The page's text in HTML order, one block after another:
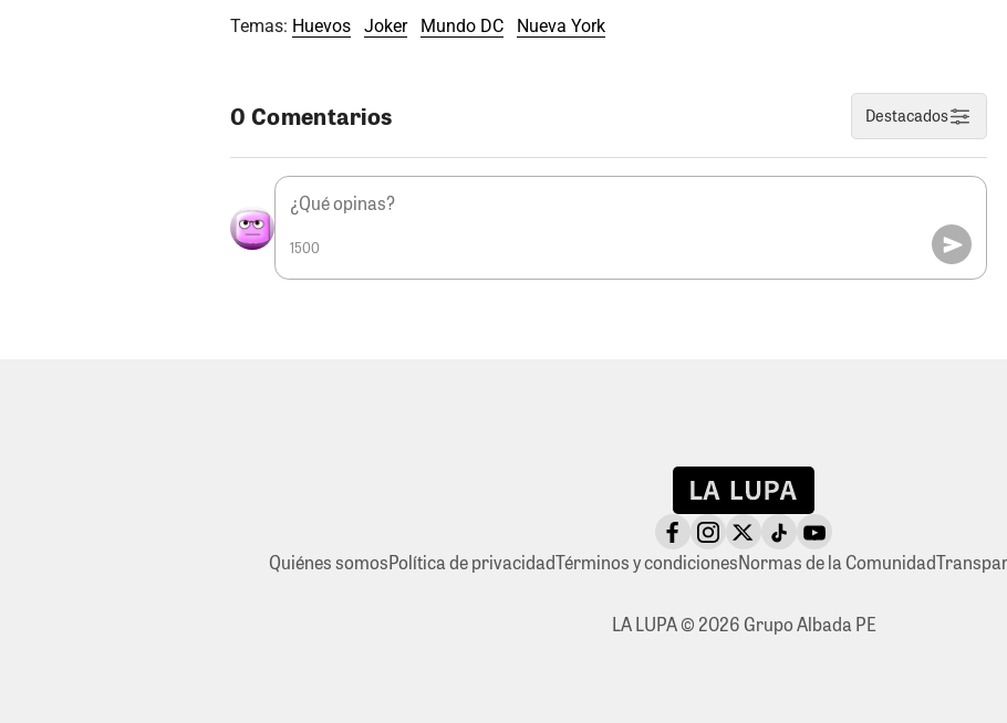
Temas: Huevos Joker Mundo DC Nueva York
0 Comentarios Destacados
1500
Quiénes somosPolítica de privacidadTérminos y condicionesNormas de la Comunidad
LA LUPA © 2026 Grupo Albada PE